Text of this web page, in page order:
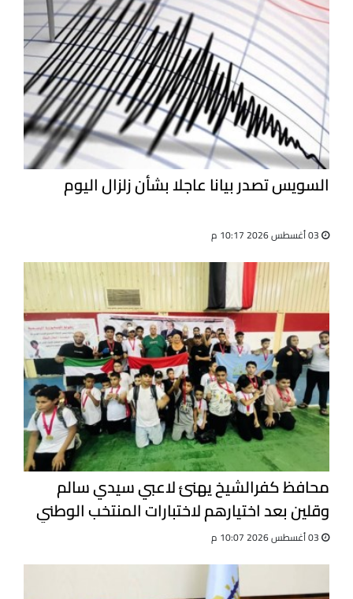
السويس تصدر بيانا عاجلا بشأن زلزال اليوم
محافظ كفرالشيخ يهنئ لاعبي سيدي سالم
وقلين بعد اختيارهم لاختبارات المنتخب الوطني
للجيت كونى دو